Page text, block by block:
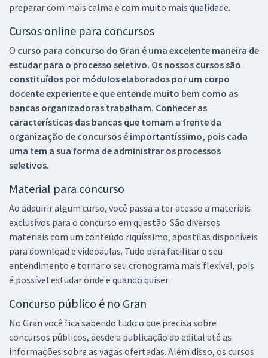
preparar com mais calma e com muito mais qualidade.
Cursos online para concursos
O curso para concurso do Gran é uma excelente maneira de
estudar para o processo seletivo. Os nossos cursos são
constituídos por módulos elaborados por um corpo
docente experiente e que entende muito bem como as
bancas organizadoras trabalham. Conhecer as
características das bancas que tomam a frente da
organização de concursos é importantíssimo, pois cada
uma tem a sua forma de administrar os processos
seletivos.
Material para concurso
Ao adquirir algum curso, você passa a ter acesso a materiais
exclusivos para o concurso em questão. São diversos
materiais com um conteúdo riquíssimo, apostilas disponíveis
para download e videoaulas. Tudo para facilitar o seu
entendimento e tornar o seu cronograma mais flexível, pois
é possível estudar onde e quando quiser.
Concurso público é no Gran
No Gran você fica sabendo tudo o que precisa sobre
concursos públicos, desde a publicação do edital até as
informações sobre as vagas ofertadas. Além disso, os cursos